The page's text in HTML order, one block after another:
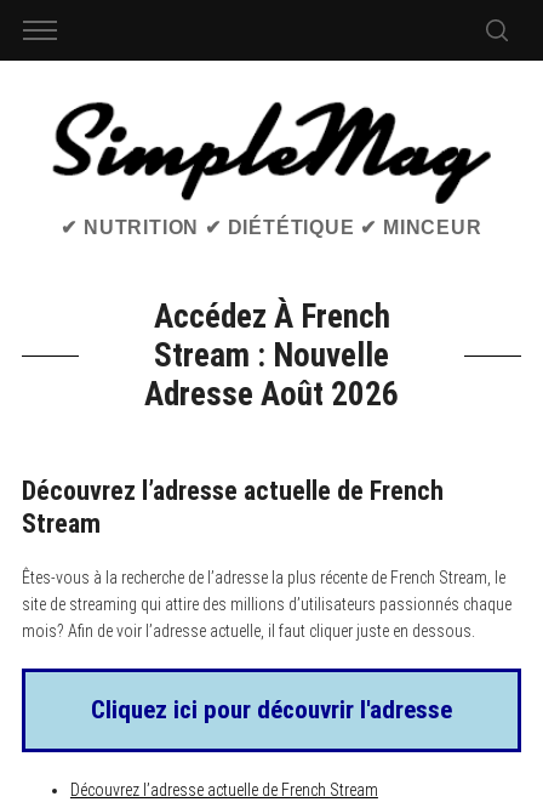
✔ NUTRITION ✔ DIÉTÉTIQUE ✔ MINCEUR
Accédez À French
Stream : Nouvelle
Adresse Août 2026
Découvrez l’adresse actuelle de French
Stream
Êtes-vous à la recherche de l’adresse la plus récente de French Stream, le
site de streaming qui attire des millions d’utilisateurs passionnés chaque
mois? Afin de voir l’adresse actuelle, il faut cliquer juste en dessous.
Cliquez ici pour découvrir l'adresse
Découvrez l’adresse actuelle de French Stream